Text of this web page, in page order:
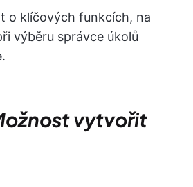
o klíčových funkcích, na
výběru správce úkolů
vytvořit